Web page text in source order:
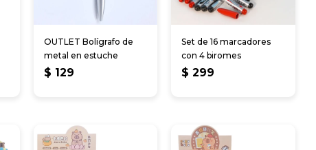
OUTLET Bolígrafo de
metal en estuche
$ 129
Set de 16 marcadores
con 4 biromes
$ 299